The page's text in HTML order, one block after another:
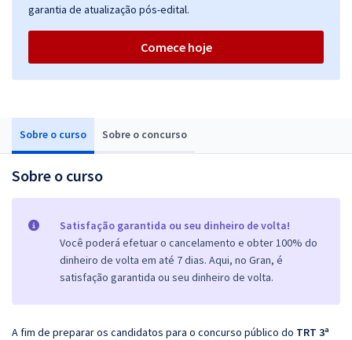
Sobre o curso Sobre o concurso
Sobre o curso
Satisfação garantida ou seu dinheiro de volta!
Você poderá efetuar o cancelamento e obter 100% do
dinheiro de volta em até 7 dias. Aqui, no Gran, é
satisfação garantida ou seu dinheiro de volta.
A fim de preparar os candidatos para o concurso público do TRT 3ª
garantia de atualização pós-edital.
Comece hoje